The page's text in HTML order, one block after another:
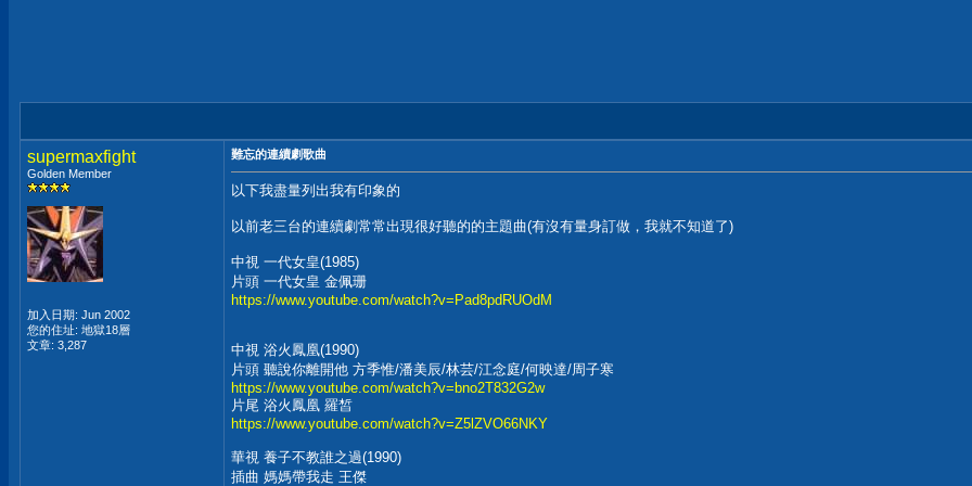
supermaxfight
Golden Member
加入日期: Jun 2002
您的住址: 地獄18層
文章: 3,287
難忘的連續劇歌曲
以下我盡量列出我有印象的
以前老三台的連續劇常常出現很好聽的的主題曲(有沒有量身訂做，我就不知道了)
中視 一代女皇(1985)
片頭 一代女皇 金佩珊
https://www.youtube.com/watch?v=Pad8pdRUOdM
中視 浴火鳳凰(1990)
片頭 聽說你離開他 方季惟/潘美辰/林芸/江念庭/何映達/周子寒
https://www.youtube.com/watch?v=bno2T832G2w
片尾 浴火鳳凰 羅皙
https://www.youtube.com/watch?v=Z5lZVO66NKY
華視 養子不教誰之過(1990)
插曲 媽媽帶我走 王傑